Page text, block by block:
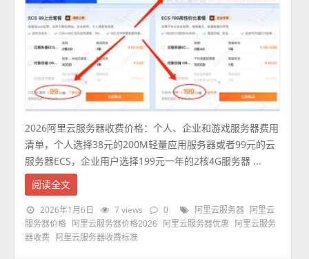
2026阿里云服务器收费价格：个人、企业和游戏服务器费用
清单，个人选择38元的200M轻量应用服务器或者99元的云
服务器ECS，企业用户选择199元一年的2核4G服务器 ...
阅读全文
2026年1月6日 7 views 0 阿里云服务器
阿里云
服务器价格
阿里云服务器价格2026 阿里云服务器优惠
阿里云服务
器收费
阿里云服务器收费标准